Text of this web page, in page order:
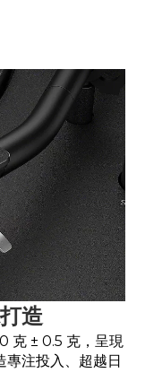
造
克 ± 0.5 克，呈現
專注投入、超越日